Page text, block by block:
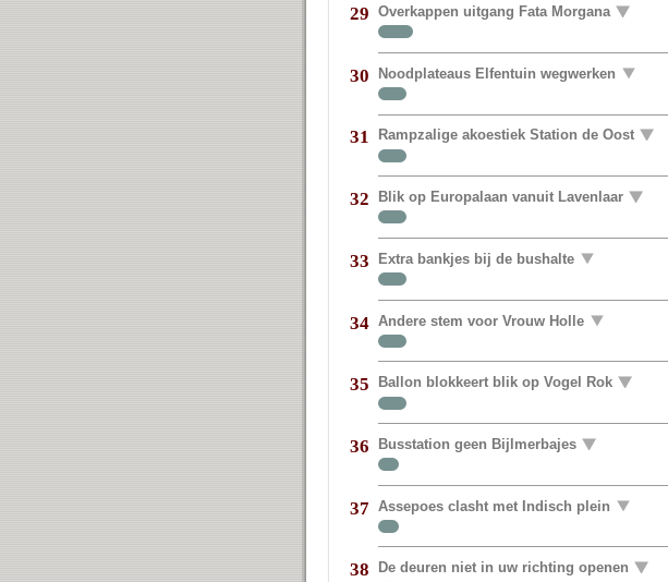
29 Overkappen uitgang Fata Morgana
30 Noodplateaus Elfentuin wegwerken
31 Rampzalige akoestiek Station de Oost
32 Blik op Europalaan vanuit Lavenlaar
33 Extra bankjes bij de bushalte
34 Andere stem voor Vrouw Holle
35 Ballon blokkeert blik op Vogel Rok
36 Busstation geen Bijlmerbajes
37 Assepoes clasht met Indisch plein
38 De deuren niet in uw richting openen